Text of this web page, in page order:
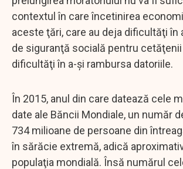
contextul în care încetinirea
aceste ţări, care au deja dificultăţi în
de siguranţă socială pentru cetăţenii
dificultăţi în a-şi rambursa datoriile.
În 2015, anul din care datează cele
date ale Băncii Mondiale, un număr
734 milioane de persoane din
în sărăcie extremă, adică
populaţia mondială. Însă numărul